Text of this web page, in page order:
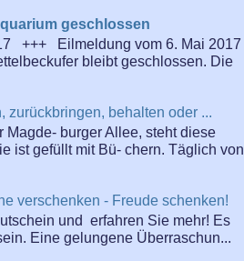
geschlossen
+++ Eilmeldung vom 6. Mai 2017
bleibt geschlossen. Die
zurückbringen, behalten oder ...
Magde- burger Allee, steht diese
ist gefüllt mit Bü- chern. Täglich von
verschenken - Freude schenken!
und erfahren Sie mehr! Es
Eine gelungene Überraschun...